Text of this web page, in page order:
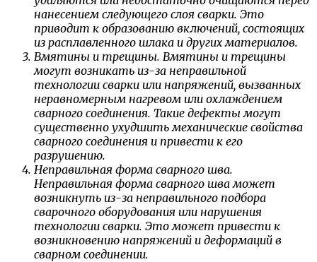
нанесением следующего слоя сварки. Это
приводит к образованию включений, состоящих
из расплавленного шлака и других материалов.
Вмятины и трещины. Вмятины и трещины
могут возникать из-за неправильной
технологии сварки или напряжений, вызванных
неравномерным нагревом или охлаждением
сварного соединения. Такие дефекты могут
существенно ухудшить механические свойства
сварного соединения и привести к его
разрушению.
Неправильная форма сварного шва.
Неправильная форма сварного шва может
возникнуть из-за неправильного подбора
сварочного оборудования или нарушения
технологии сварки. Это может привести к
возникновению напряжений и деформаций в
сварном соединении.